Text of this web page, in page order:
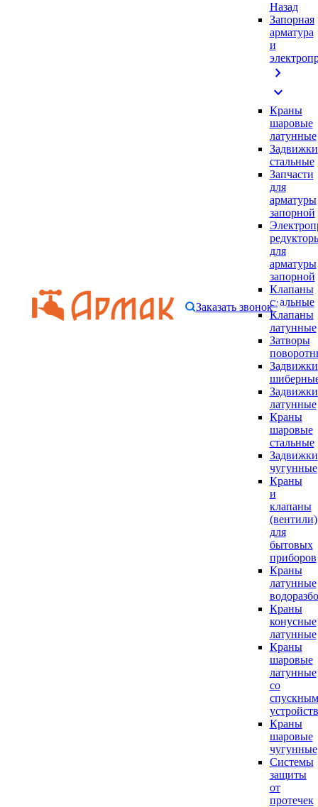
Назад
Запорная
арматура
и
chevron_right
expand_more
Краны
шаровые
латунные
Задвижки
стальные
Запчасти
для
арматуры
запорной
для
арматуры
запорной
Клапаны
стальные
Клапаны
латунные
Затворы
Задвижки
Задвижки
латунные
Краны
шаровые
стальные
Задвижки
чугунные
Краны
и
клапаны
(вентили)
для
бытовых
приборов
Краны
латунные
Краны
конусные
латунные
Краны
шаровые
латунные
со
спускным
Краны
шаровые
чугунные
Системы
защиты
от
протечек
Заказать звонок